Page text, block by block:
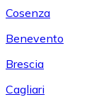
Cosenza
Benevento
Brescia
Cagliari